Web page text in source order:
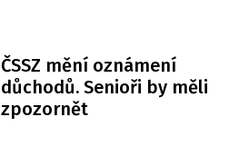
ČSSZ mění oznámení
důchodů. Senioři by měli
zpozornět